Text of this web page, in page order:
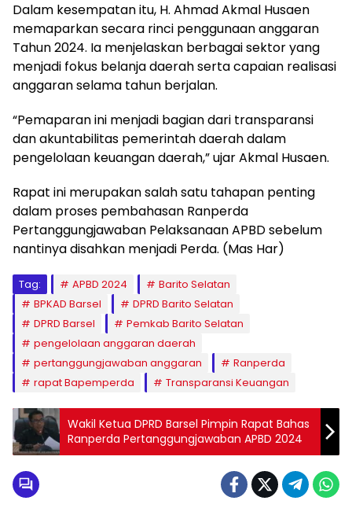
Dalam kesempatan itu, H. Ahmad Akmal Husaen
memaparkan secara rinci penggunaan anggaran
Tahun 2024. Ia menjelaskan berbagai sektor yang
menjadi fokus belanja daerah serta capaian realisasi
anggaran selama tahun berjalan.
“Pemaparan ini menjadi bagian dari transparansi
dan akuntabilitas pemerintah daerah dalam
pengelolaan keuangan daerah,” ujar Akmal Husaen.
Rapat ini merupakan salah satu tahapan penting
dalam proses pembahasan Ranperda
Pertanggungjawaban Pelaksanaan APBD sebelum
nantinya disahkan menjadi Perda. (Mas Har)
Tag: APBD 2024
Barito Selatan
BPKAD Barsel
DPRD Barito Selatan
DPRD Barsel
Pemkab Barito Selatan
pengelolaan anggaran daerah
pertanggungjawaban anggaran
Ranperda
rapat Bapemperda
Transparansi Keuangan
Wakil Ketua DPRD Barsel Pimpin Rapat Bahas
Ranperda Pertanggungjawaban APBD 2024